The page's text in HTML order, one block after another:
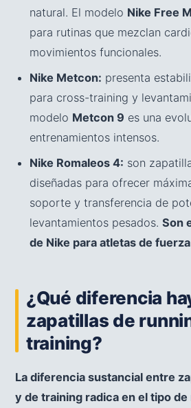
natural. El modelo Nike Free
para rutinas que mezclan
movimientos funcionales.
Nike Metcon: presenta
para cross-training y
modelo Metcon 9 es una
entrenamientos intensos.
Nike Romaleos 4: son
diseñadas para ofrecer
soporte y transferencia de
levantamientos pesados.Son
de Nike para atletas de
¿Qué diferencia
zapatillas de
training?
La diferencia sustancial entre
y de training radica en el tipo